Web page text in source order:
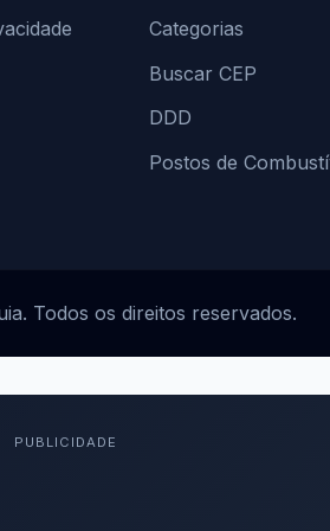
Categorias
Buscar CEP
DDD
Postos de
Todos os direitos reservados.